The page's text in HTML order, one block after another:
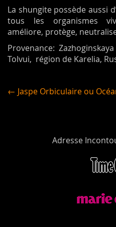
La shungite possède aussi
tous les organismes
améliore, protège,
Provenance:
Tolvui, région de Karelia,
← Jaspe Orbiculaire ou
Adresse